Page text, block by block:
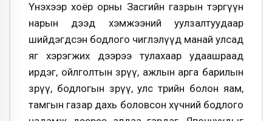
Үнэхээр хоёр орны Засгийн газрын тэргүүн
нарын дээд хэмжээний уулзалтуудаар
шийдэгдсэн бодлого чиглэлүүд манай улсад
яг хэрэгжих дээрээ тулахаар удаашраад
ирдэг, ойлголтын зөрүү, ажлын арга барилын
зөрүү, бодлогын зөрүү, улс төрийн болон яам,
тамгын газар дахь боловсон хүчний бодлого